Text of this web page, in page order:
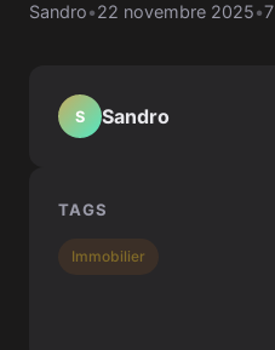
Sandro•22 novembre 2025•
S Sandro
TAGS
Immobilier